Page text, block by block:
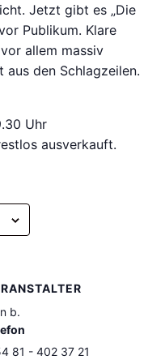
Jetzt gibt es „Die
Publikum. Klare
allem massiv
den Schlagzeilen.
Uhr
ausverkauft.
b.
81 - 402 37 21